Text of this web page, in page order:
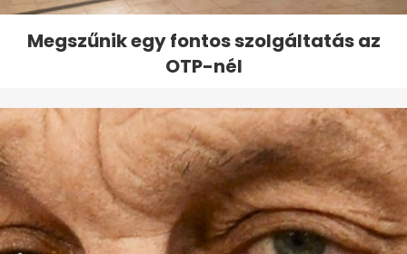
Megszűnik egy fontos szolgáltatás az
OTP-nél